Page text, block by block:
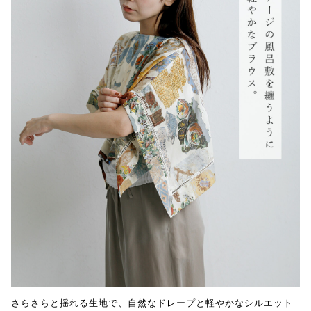
さらさらと揺れる生地で、自然なドレープと軽やかなシルエット